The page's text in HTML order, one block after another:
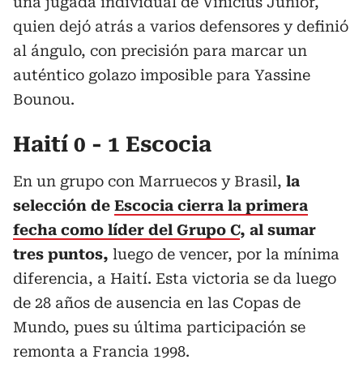
quien dejó atrás a varios defensores y definió
al ángulo, con precisión para marcar un
auténtico golazo imposible para Yassine
Bounou.
Haití 0 - 1 Escocia
En un grupo con Marruecos y Brasil, la
selección de Escocia cierra la primera
fecha como líder del Grupo C, al sumar
tres puntos, luego de vencer, por la mínima
diferencia, a Haití. Esta victoria se da luego
de 28 años de ausencia en las Copas de
Mundo, pues su última participación se
remonta a Francia 1998.